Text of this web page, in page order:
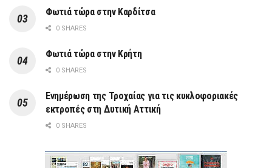
Φωτιά τώρα στην Καρδίτσα
0 SHARES
Φωτιά τώρα στην Κρήτη
0 SHARES
Ενημέρωση της Τροχαίας για τις κυκλοφοριακές
εκτροπές στη Δυτική Αττική
0 SHARES